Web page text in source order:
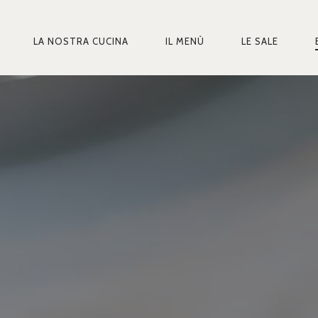
LA NOSTRA CUCINA IL MENÙ LE SALE